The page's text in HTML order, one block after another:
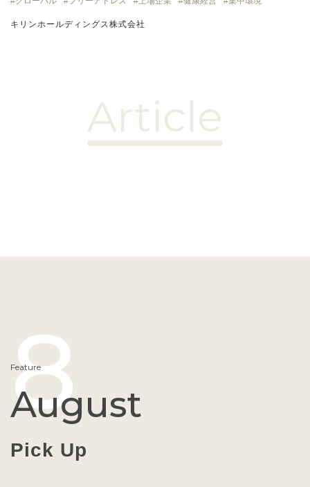
キリンホールディングス株式会社
Article
Feature
8
August
Pick Up